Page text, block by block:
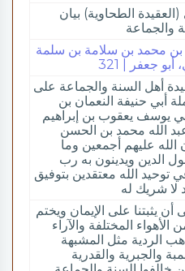
الطحاوية) بيان
والجماعة
بن محمد بن سلامة بن سلمة
جعفر | 321
أهل السنة والجماعة على
أبي حنيفة النعمان بن
يوسف يعقوب بن إبراهيم
الله محمد بن الحسن
الله عليهم أجمعين وما
الدين ويدينون به رب
توحيد الله معتقدين بتوفيق
لا شريك له
أن يثبتنا على الإيمان ويختم
الأهواء المختلفة والآراء
الردية مثل المشبهة
والجبرية والقدرية